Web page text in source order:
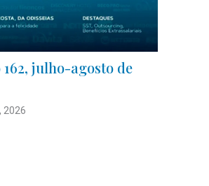
julho-agosto de
2026